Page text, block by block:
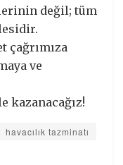
değil; tüm
çağrımıza
ve
kazanacağız!
havacılık tazminatı